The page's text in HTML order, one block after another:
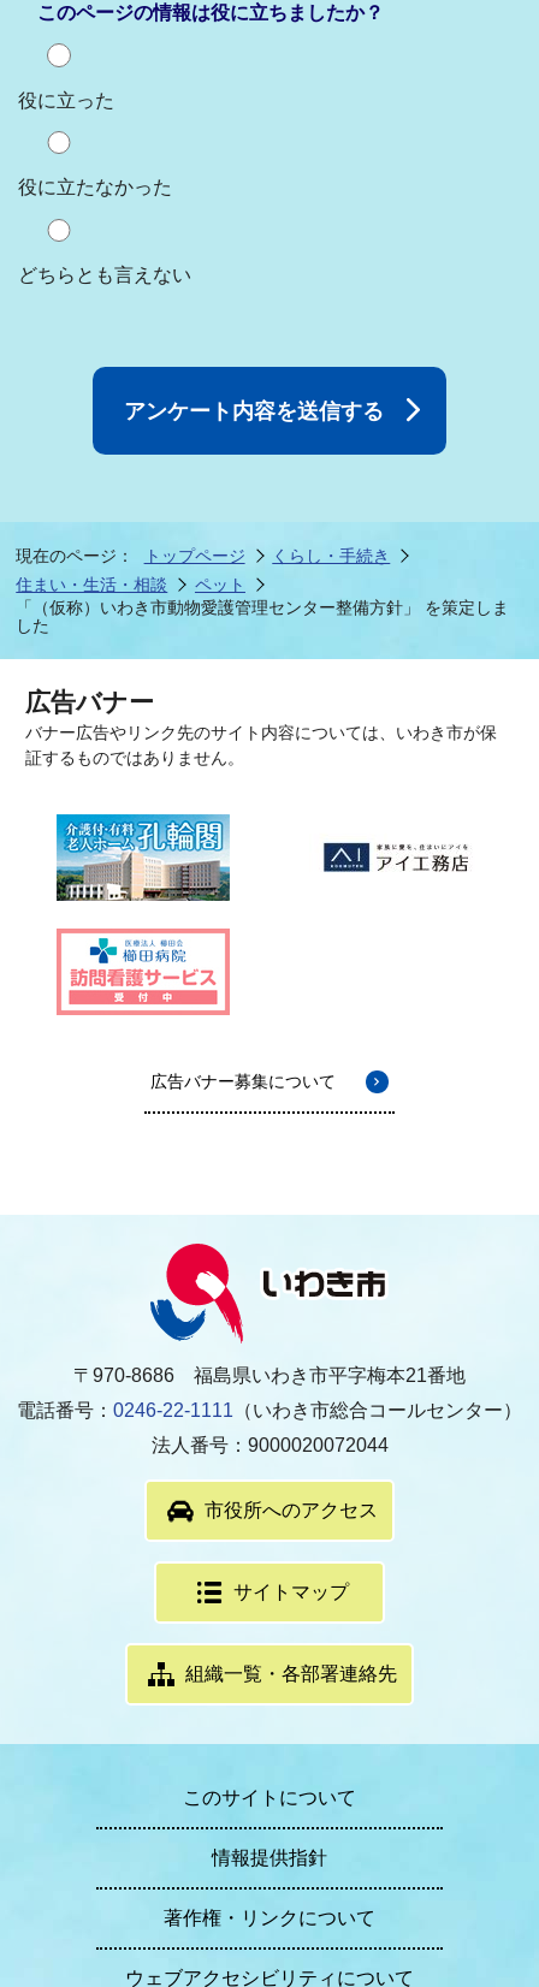
このページの情報は役に立ちましたか？
役に立った
役に立たなかった
どちらとも言えない
現在のページ： トップページ
くらし・手続き
住まい・生活・相談
ペット
「（仮称）いわき市動物愛護管理センター整備方針」 を策定しま
した
広告バナー
バナー広告やリンク先のサイト内容については、いわき市が保
証するものではありません。
広告バナー募集について
〒970-8686 福島県いわき市平字梅本21番地
電話番号： 0246-22-1111 （いわき市総合コールセンター）
法人番号：9000020072044
市役所へのアクセス
サイトマップ
組織一覧・各部署連絡先
このサイトについて
情報提供指針
著作権・リンクについて
ウェブアクセシビリティについて